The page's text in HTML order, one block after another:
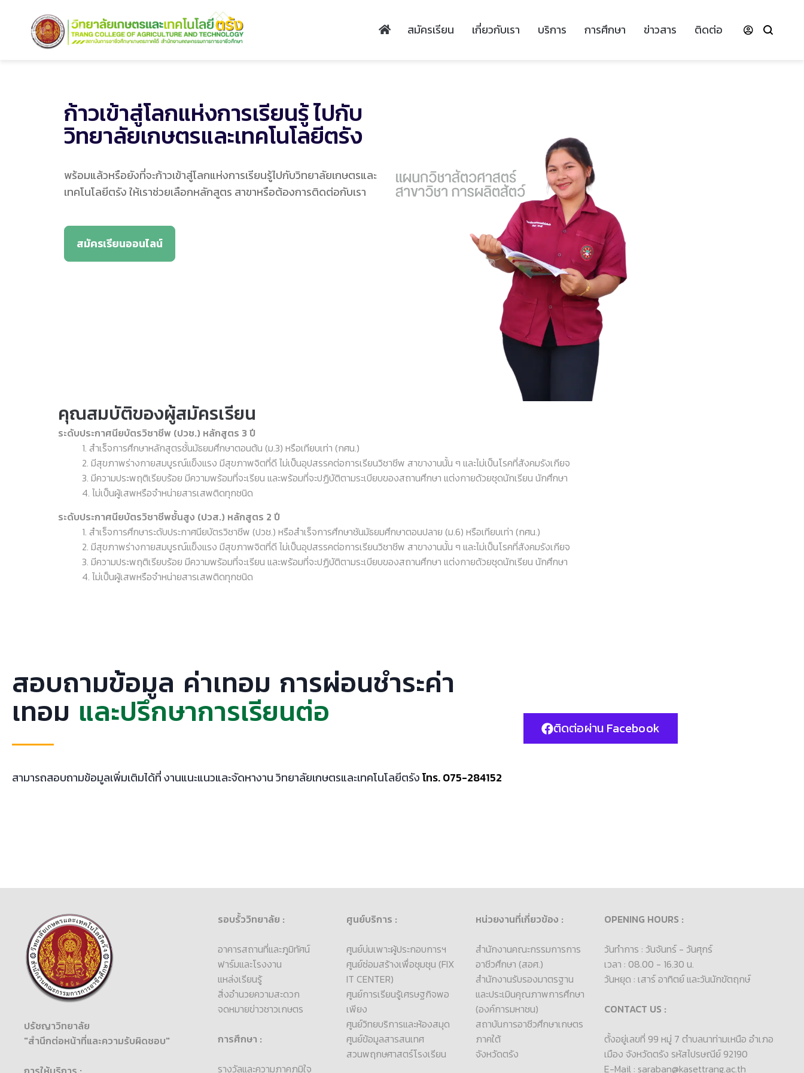
สมัครเรียน เกี่ยวกับเรา บริการ การศึกษา ข่าวสาร ติดต่อ
ก้าวเข้าสู่โลกแห่งการเรียนรู้ ไปกับ
วิทยาลัยเกษตรและเทคโนโลยีตรัง
พร้อมแล้วหรือยังที่จะก้าวเข้าสู่โลกแห่งการเรียนรู้ไปกับวิทยาลัยเกษตรและ
เทคโนโลยีตรัง ให้เราช่วยเลือกหลักสูตร สาขาหรือต้องการติดต่อกับเรา
สมัครเรียนออนไลน์
คุณสมบัติของผู้สมัครเรียน
ระดับประกาศนียบัตรวิชาชีพ (ปวช.) หลักสูตร 3 ปี
1. สำเร็จการศึกษาหลักสูตรชั้นมัธยมศึกษาตอนต้น (ม.3) หรือเทียบเท่า (กศน.)
2. มีสุขภาพร่างกายสมบูรณ์แข็งแรง มีสุขภาพจิตที่ดี ไม่เป็นอุปสรรคต่อการเรียนวิชาชีพ สาขางานนั้น ๆ และไม่เป็นโรคที่สังคมรังเกียจ
3. มีความประพฤติเรียบร้อย มีความพร้อมที่จะเรียน และพร้อมที่จะปฏิบัติตามระเบียบของสถานศึกษา แต่งกายด้วยชุดนักเรียน นักศึกษา
4. ไม่เป็นผู้เสพหรือจำหน่ายสารเสพติดทุกชนิด
ระดับประกาศนียบัตรวิชาชีพชั้นสูง (ปวส.) หลักสูตร 2 ปี
1. สำเร็จการศึกษาระดับประกาศนียบัตรวิชาชีพ (ปวช.) หรือสำเร็จการศึกษาชันมัธยมศึกษาตอนปลาย (ม.6) หรือเทียบเท่า (กศน.)
2. มีสุขภาพร่างกายสมบูรณ์แข็งแรง มีสุขภาพจิตที่ดี ไม่เป็นอุปสรรคต่อการเรียนวิชาชีพ สาขางานนั้น ๆ และไม่เป็นโรคที่สังคมรังเกียจ
3. มีความประพฤติเรียบร้อย มีความพร้อมที่จะเรียน และพร้อมที่จะปฏิบัติตามระเบียบของสถานศึกษา แต่งกายด้วยชุดนักเรียน นักศึกษา
4. ไม่เป็นผู้เสพหรือจำหน่ายสารเสพติดทุกชนิด
สอบถามข้อมูล ค่าเทอม การผ่อนชำระค่า
เทอม และปรึกษาการเรียนต่อ
สามารถสอบถามข้อมูลเพิ่มเติมได้ที่ งานแนะแนวและจัดหางาน วิทยาลัยเกษตรและเทคโนโลยีตรังโทร. 075-284152
ติดต่อผ่าน Facebook
ปรัชญาวิทยาลัย
"สำนึกต่อหน้าที่และความรับผิดชอบ"
รอบรั้ววิทยาลัย :
อาคารสถานที่และภูมิทัศน์
ฟาร์มและโรงงาน
แหล่งเรียนรู้
สิ่งอำนวยความสะดวก
จดหมายข่าวชาวเกษตร
การศึกษา :
รางวัลและความภาคภูมิใจ
ศูนย์บริการ :
ศูนย์บ่มเพาะผู้ประกอบการฯ
ศูนย์ซ่อมสร้างเพื่อชุมชุน (FIX
IT CENTER)
ศูนย์การเรียนรู้เศรษฐกิจพอ
เพียง
ศูนย์วิทยบริการและห้องสมุด
ศูนย์ข้อมูลสารสนเทศ
สวนพฤกษศาสตร์โรงเรียน
หน่วยงานที่เกี่ยวข้อง :
สำนักงานคณะกรรมการการ
อาชีวศึกษา (สอศ.)
สำนักงานรับรองมาตรฐาน
และประเมินคุณภาพการศึกษา
(องค์การมหาชน)
สถาบันการอาชีวศึกษาเกษตร
ภาคใต้
จังหวัดตรัง
OPENING HOURS :
วันทำการ : วันจันทร์ - วันศุกร์
เวลา : 08.00 - 16.30 น.
วันหยุด : เสาร์ อาทิตย์ และวันนักขัตฤกษ์
CONTACT US :
ตั้งอยู่เลขที่ 99 หมู่ 7 ตำบลนาท่ามเหนือ อำเภอ
เมือง จังหวัดตรัง รหัสไปรษณีย์ 92190
E-Mail : saraban@kasettrang.ac.th